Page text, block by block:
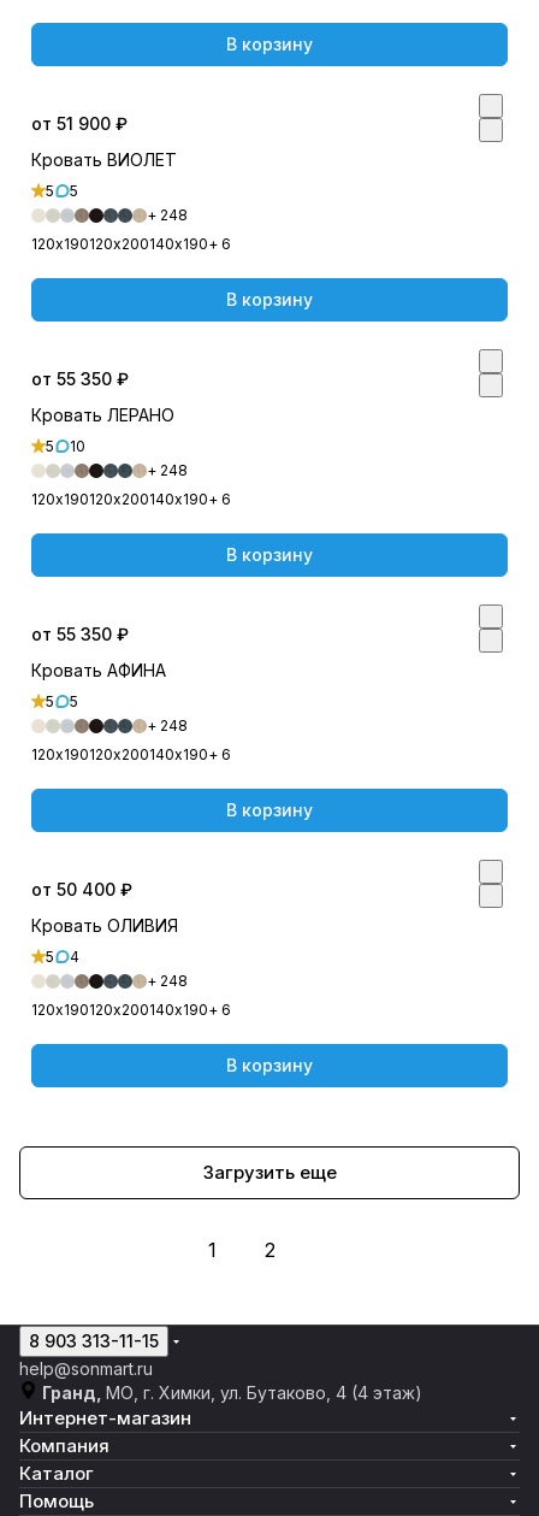
В корзину
от 51 900 ₽
Кровать ВИОЛЕТ
5
5
+ 248
120х190120х200140х190+ 6
В корзину
от 55 350 ₽
Кровать ЛЕРАНО
5
10
+ 248
120х190120х200140х190+ 6
В корзину
от 55 350 ₽
Кровать АФИНА
5
5
+ 248
120х190120х200140х190+ 6
В корзину
от 50 400 ₽
Кровать ОЛИВИЯ
5
4
+ 248
120х190120х200140х190+ 6
В корзину
Загрузить еще
1 2
8 903 313-11-15
help@sonmart.ru
Гранд, МО, г. Химки, ул. Бутаково, 4 (4 этаж)
Интернет-магазин
Компания
Каталог
Помощь